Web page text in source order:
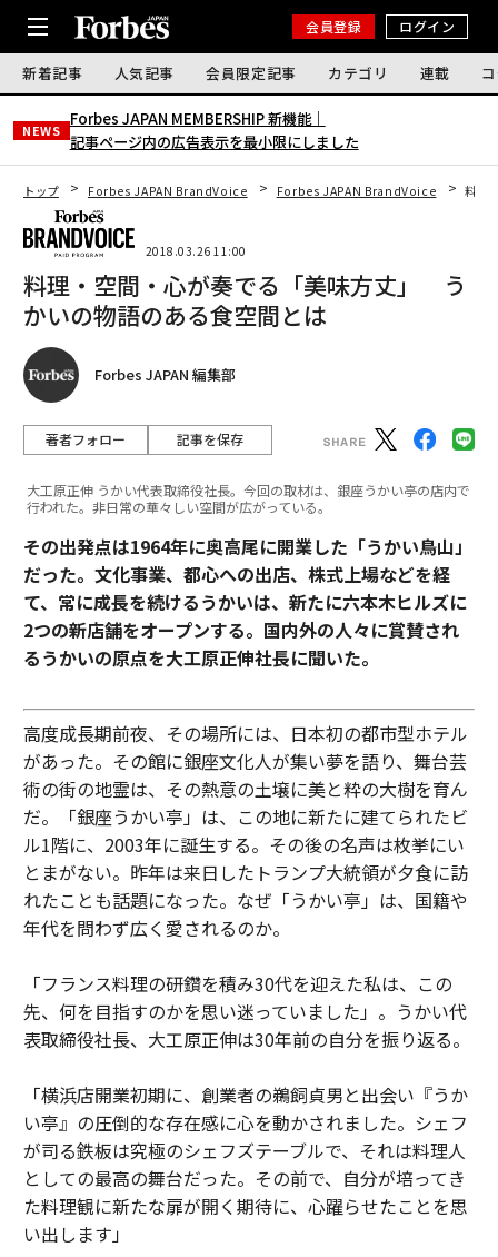
会員登録 ログイン
新着記事 人気記事 会員限定記事 カテゴリ 連載
NEWS
Forbes JAPAN MEMBERSHIP 新機能｜
記事ページ内の広告表示を最小限にしました
トップ Forbes JAPAN BrandVoice Forbes JAPAN BrandVoice 料理
2018.03.26 11:00
料理・空間・心が奏でる「美味方丈」 う
かいの物語のある食空間とは
Forbes JAPAN 編集部
著者フォロー 記事を保存
大工原正伸 うかい代表取締役社長。今回の取材は、銀座うかい亭の店内で
行われた。非日常の華々しい空間が広がっている。
その出発点は1964年に奥高尾に開業した「うかい鳥山」
だった。文化事業、都心への出店、株式上場などを経
て、常に成長を続けるうかいは、新たに六本木ヒルズに
2つの新店舗をオープンする。国内外の人々に賞賛され
るうかいの原点を大工原正伸社長に聞いた。
高度成長期前夜、その場所には、日本初の都市型ホテル
があった。その館に銀座文化人が集い夢を語り、舞台芸
術の街の地霊は、その熱意の土壌に美と粋の大樹を育ん
だ。「銀座うかい亭」は、この地に新たに建てられたビ
ル1階に、2003年に誕生する。その後の名声は枚挙にい
とまがない。昨年は来日したトランプ大統領が夕食に訪
れたことも話題になった。なぜ「うかい亭」は、国籍や
年代を問わず広く愛されるのか。
「フランス料理の研鑽を積み30代を迎えた私は、この
先、何を目指すのかを思い迷っていました」。うかい代
表取締役社長、大工原正伸は30年前の自分を振り返る。
「横浜店開業初期に、創業者の鵜飼貞男と出会い『うか
い亭』の圧倒的な存在感に心を動かされました。シェフ
が司る鉄板は究極のシェフズテーブルで、それは料理人
としての最高の舞台だった。その前で、自分が培ってき
た料理観に新たな扉が開く期待に、心躍らせたことを思
い出します」